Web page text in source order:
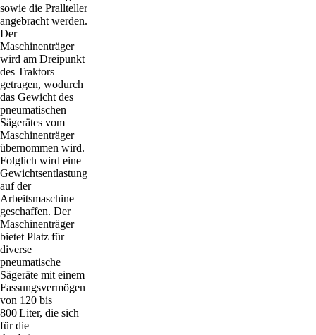
sowie die Prallteller
angebracht werden.
Der
Maschinenträger
wird am Dreipunkt
des Traktors
getragen, wodurch
das Gewicht des
pneumatischen
Sägerätes vom
Maschinenträger
übernommen wird.
Folglich wird eine
Gewichtsentlastung
auf der
Arbeitsmaschine
geschaffen. Der
Maschinenträger
bietet Platz für
diverse
pneumatische
Sägeräte mit einem
Fassungsvermögen
von 120 bis
800 Liter, die sich
für die